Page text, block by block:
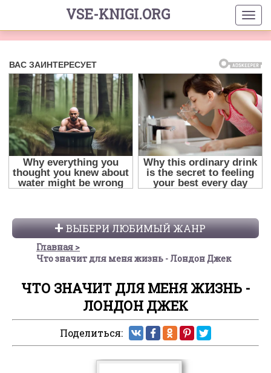
VSE-KNIGI.ORG
ВЫБЕРИ ЛЮБИМЫЙ ЖАНР
Главная
Что значит для меня жизнь - Лондон Джек
ЧТО ЗНАЧИТ ДЛЯ МЕНЯ ЖИЗНЬ -
ЛОНДОН ДЖЕК
Поделиться: